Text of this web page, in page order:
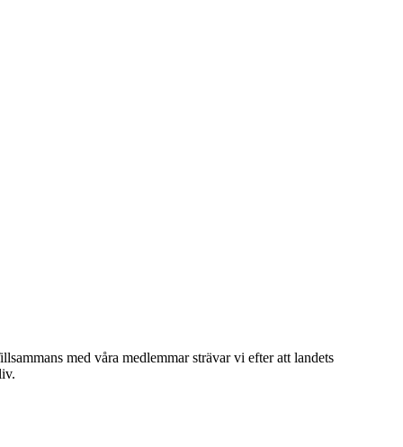
med våra medlemmar strävar vi efter att landets